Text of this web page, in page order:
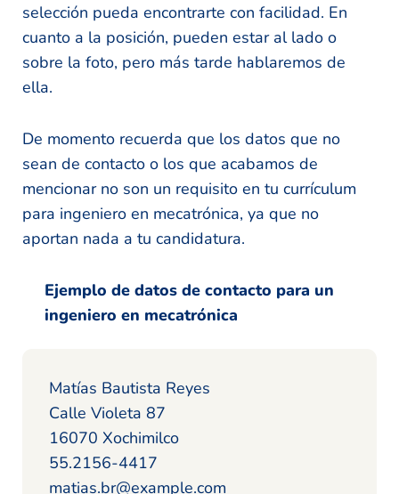
selección pueda encontrarte con facilidad. En
cuanto a la posición, pueden estar al lado o
sobre la foto, pero más tarde hablaremos de
ella.
De momento recuerda que los datos que no
sean de contacto o los que acabamos de
mencionar no son un requisito en tu currículum
para ingeniero en mecatrónica, ya que no
aportan nada a tu candidatura.
Ejemplo de datos de contacto para un
ingeniero en mecatrónica
Matías Bautista Reyes
Calle Violeta 87
16070 Xochimilco
55.2156-4417
matias.br@example.com